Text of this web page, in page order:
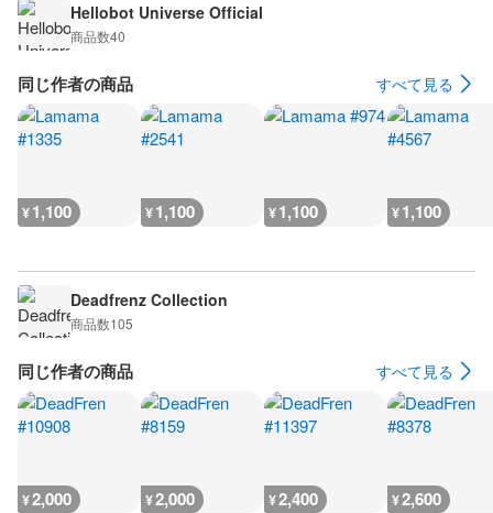
Hellobot Universe Official
商品数40
同じ作者の商品 すべて見る
¥1,100 ¥1,100 ¥1,100 ¥1,100
Deadfrenz Collection
商品数105
同じ作者の商品 すべて見る
¥2,000 ¥2,000 ¥2,400 ¥2,600